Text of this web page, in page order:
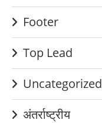
Footer
Top Lead
Uncategorized
अंतर्राष्ट्रीय